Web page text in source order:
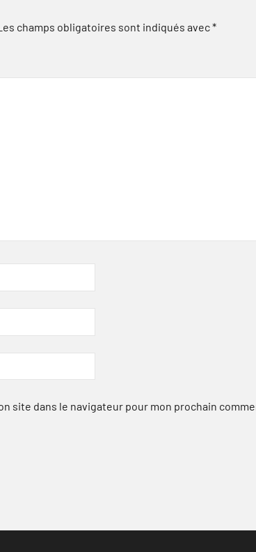
champs obligatoires sont indiqués avec*
site dans le navigateur pour mon prochain